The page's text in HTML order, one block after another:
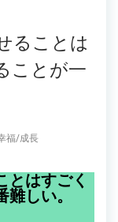
ることは
ことが一
福/成長
とはすごく
しい。